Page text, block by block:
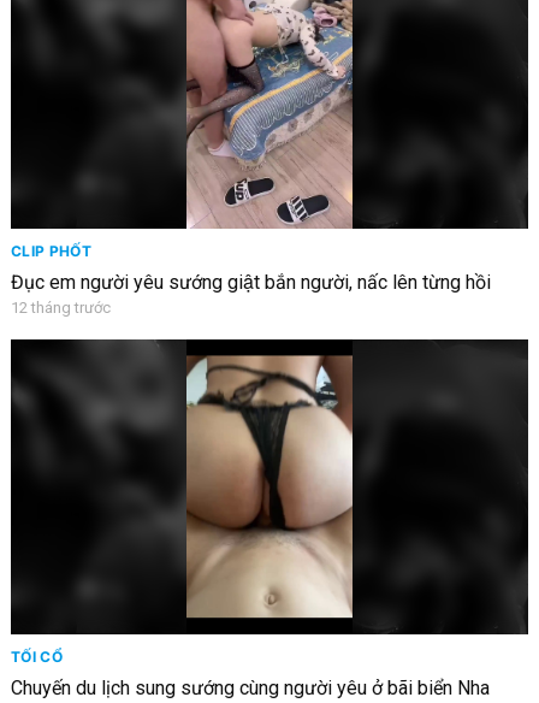
CLIP PHỐT
Đục em người yêu sướng giật bắn người, nấc lên từng hồi
12 tháng trước
TỐI CỔ
Chuyến du lịch sung sướng cùng người yêu ở bãi biển Nha